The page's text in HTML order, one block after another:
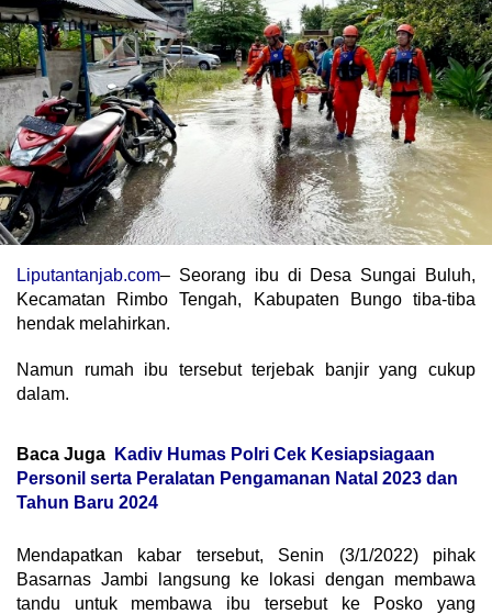
Liputantanjab.com– Seorang ibu di Desa Sungai Buluh,
Kecamatan Rimbo Tengah, Kabupaten Bungo tiba-tiba
hendak melahirkan.
Namun rumah ibu tersebut terjebak banjir yang cukup
dalam.
Baca Juga
Kadiv Humas Polri Cek Kesiapsiagaan
Personil serta Peralatan Pengamanan Natal 2023 dan
Tahun Baru 2024
Mendapatkan kabar tersebut, Senin (3/1/2022) pihak
Basarnas Jambi langsung ke lokasi dengan membawa
tandu untuk membawa ibu tersebut ke Posko yang